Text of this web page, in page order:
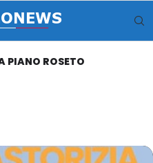
PIANO ROSETO